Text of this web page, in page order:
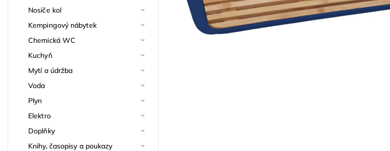
Nosiče kol
Kempingový nábytek
Chemická WC
Kuchyň
Mytí a údržba
Voda
Plyn
Elektro
Doplňky
Knihy, časopisy a poukazy